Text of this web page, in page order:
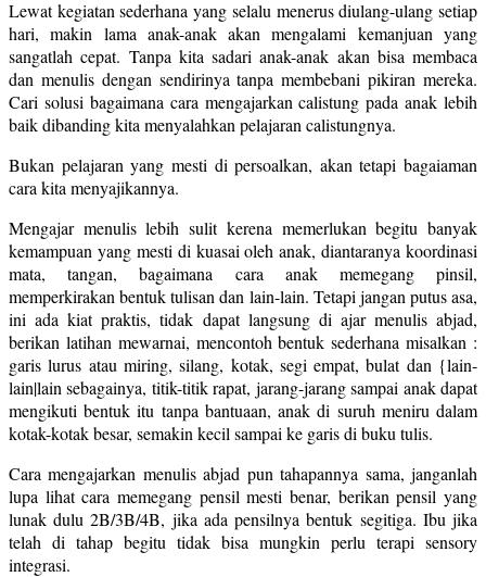
Lewat kegiatan sederhana yang selalu menerus diulang-ulang setiap
hari, makin lama anak-anak akan mengalami kemanjuan yang
sangatlah cepat. Tanpa kita sadari anak-anak akan bisa membaca
dan menulis dengan sendirinya tanpa membebani pikiran mereka.
Cari solusi bagaimana cara mengajarkan calistung pada anak lebih
baik dibanding kita menyalahkan pelajaran calistungnya.
Bukan pelajaran yang mesti di persoalkan, akan tetapi bagaiaman
cara kita menyajikannya.
Mengajar menulis lebih sulit kerena memerlukan begitu banyak
kemampuan yang mesti di kuasai oleh anak, diantaranya koordinasi
mata, tangan, bagaimana cara anak memegang pinsil,
memperkirakan bentuk tulisan dan lain-lain. Tetapi jangan putus asa,
ini ada kiat praktis, tidak dapat langsung di ajar menulis abjad,
berikan latihan mewarnai, mencontoh bentuk sederhana misalkan :
garis lurus atau miring, silang, kotak, segi empat, bulat dan {lain-
lain|lain sebagainya, titik-titik rapat, jarang-jarang sampai anak dapat
mengikuti bentuk itu tanpa bantuaan, anak di suruh meniru dalam
kotak-kotak besar, semakin kecil sampai ke garis di buku tulis.
Cara mengajarkan menulis abjad pun tahapannya sama, janganlah
lupa lihat cara memegang pensil mesti benar, berikan pensil yang
lunak dulu 2B/3B/4B, jika ada pensilnya bentuk segitiga. Ibu jika
telah di tahap begitu tidak bisa mungkin perlu terapi sensory
integrasi.